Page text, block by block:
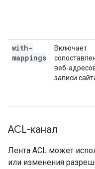
with-
mappings
Включает
веб-
записи
ACL-канал
Лента ACL может
или изменения